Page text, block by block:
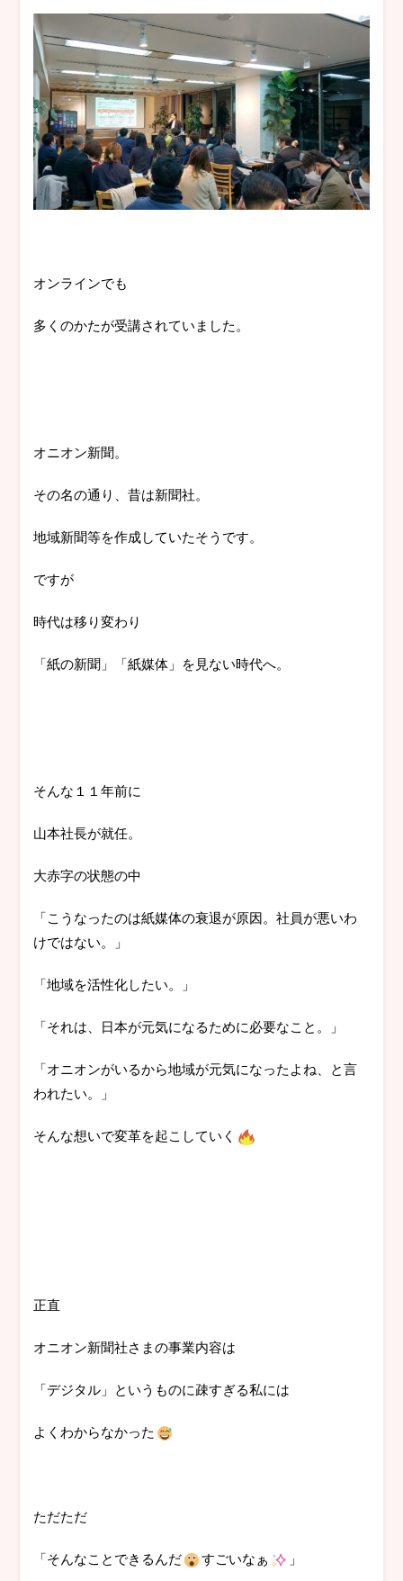
オンラインでも
多くのかたが受講されていました。
オニオン新聞。
その名の通り、昔は新聞社。
地域新聞等を作成していたそうです。
ですが
時代は移り変わり
「紙の新聞」「紙媒体」を見ない時代へ。
そんな１１年前に
山本社長が就任。
大赤字の状態の中
「こうなったのは紙媒体の衰退が原因。社員が悪いわ
けではない。」
「地域を活性化したい。」
「それは、日本が元気になるために必要なこと。」
「オニオンがいるから地域が元気になったよね、と言
われたい。」
そんな想いで変革を起こしていく
正直
オニオン新聞社さまの事業内容は
「デジタル」というものに疎すぎる私には
よくわからなかった
ただただ
「そんなことできるんだ すごいなぁ 」